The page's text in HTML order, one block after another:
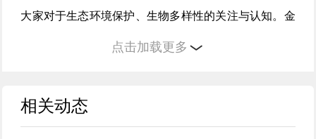
大家对于生态环境保护、生物多样性的关注与认知。金
秋时节，人民网邀请中国工程院院士、北京林业大学教
主持人：在您看来，我国生态保护工作所付出的努
点击加载更多
相关动态